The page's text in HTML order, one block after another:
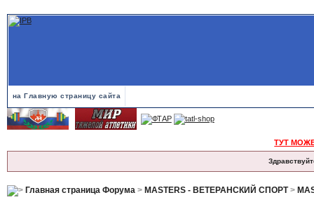
на Главную страницу сайта
ТУТ
Главная страница Форума> MASTERS - ВЕТЕРАНСКИЙ СПОРТ>